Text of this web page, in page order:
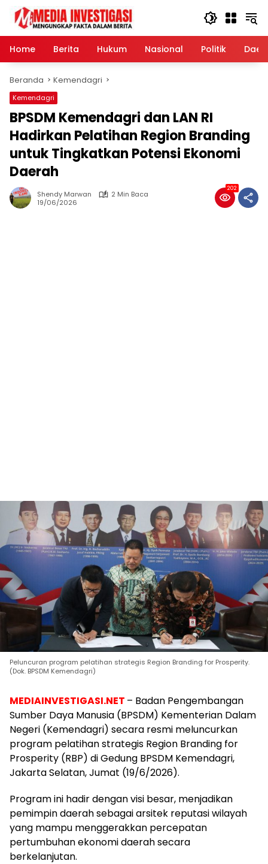
Langsung
konten
Home
Berita Hukum Nasional Politik
Beranda Kemendagri
Kemendagri
BPSDM Kemendagri dan LAN RI
Hadirkan Pelatihan Region Branding
untuk Tingkatkan Potensi Ekonomi
Daerah
Shendy Marwan
2 Min Baca
19/06/2026
202
Peluncuran program pelatihan strategis Region Branding for Prosperity.
(Dok. BPSDM Kemendagri)
MEDIAINVESTIGASI.NET – Badan Pengembangan
Sumber Daya Manusia (BPSDM) Kementerian Dalam
Negeri (Kemendagri) secara resmi meluncurkan
program pelatihan strategis Region Branding for
Prosperity (RBP) di Gedung BPSDM Kemendagri,
Jakarta Selatan, Jumat (19/6/2026).
Program ini hadir dengan visi besar, menjadikan
pemimpin daerah sebagai arsitek reputasi wilayah
yang mampu menggerakkan percepatan
pertumbuhan ekonomi daerah secara
berkelanjutan.